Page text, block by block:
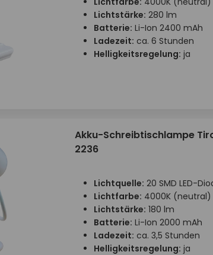
Lichtstärke: 280 lm
Batterie: Li-Ion 2400 mAh
Ladezeit: ca. 6 Stunden
Helligkeitsregelung: ja
Akku-Schreibtischlampe
2236
Lichtquelle: 20 SMD LED-
Lichtfarbe: 4000K (neutral)
Lichtstärke: 180 lm
Batterie: Li-Ion 2000 mAh
Ladezeit: ca. 3,5 Stunden
Helligkeitsregelung: ja